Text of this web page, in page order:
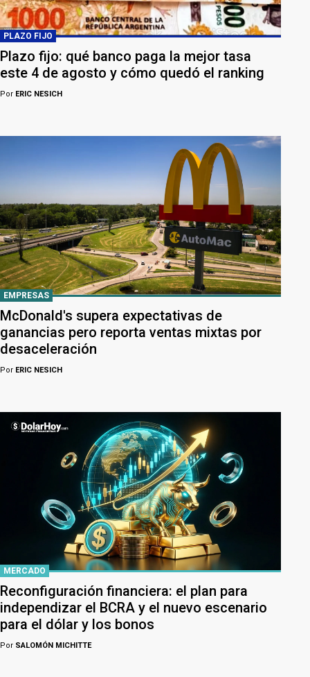
PLAZO FIJO
Plazo fijo: qué banco paga la mejor tasa
este 4 de agosto y cómo quedó el ranking
Por ERIC NESICH
EMPRESAS
McDonald's supera expectativas de
ganancias pero reporta ventas mixtas por
desaceleración
Por ERIC NESICH
MERCADO
Reconfiguración financiera: el plan para
independizar el BCRA y el nuevo escenario
para el dólar y los bonos
Por SALOMÓN MICHITTE